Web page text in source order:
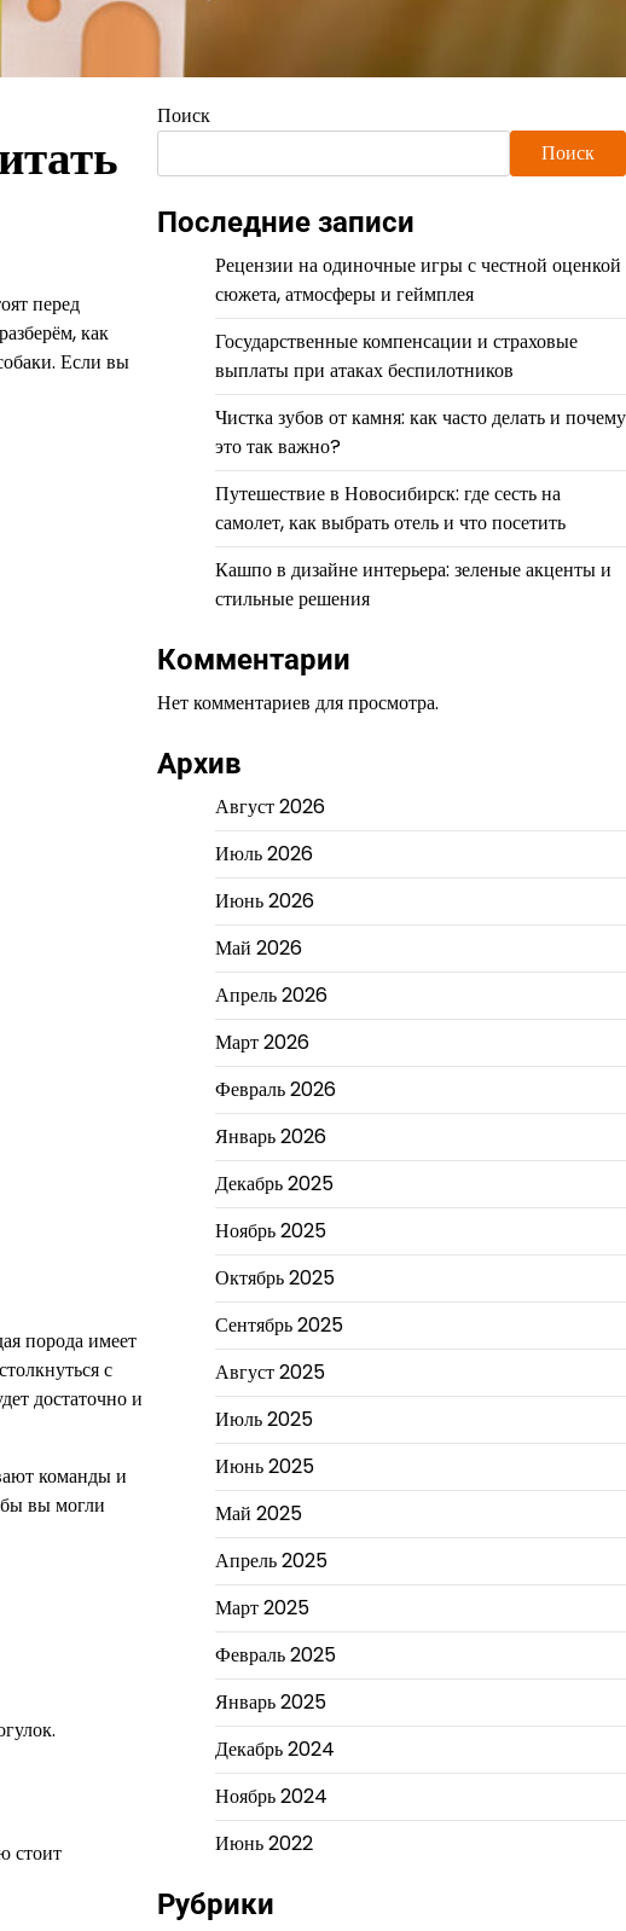
перед
как
Если вы
порода имеет
с
достаточно и
команды и
вы могли
стоит
Поиск
Поиск
Последние записи
Рецензии на одиночные игры с честной оценкой
сюжета, атмосферы и геймплея
Государственные компенсации и страховые
выплаты при атаках беспилотников
Чистка зубов от камня: как часто делать и почему
это так важно?
Путешествие в Новосибирск: где сесть на
самолет, как выбрать отель и что посетить
Кашпо в дизайне интерьера: зеленые акценты и
стильные решения
Комментарии
Нет комментариев для просмотра.
Архив
Август 2026
Июль 2026
Июнь 2026
Май 2026
Апрель 2026
Март 2026
Февраль 2026
Январь 2026
Декабрь 2025
Ноябрь 2025
Октябрь 2025
Сентябрь 2025
Август 2025
Июль 2025
Июнь 2025
Май 2025
Апрель 2025
Март 2025
Февраль 2025
Январь 2025
Декабрь 2024
Ноябрь 2024
Июнь 2022
Рубрики